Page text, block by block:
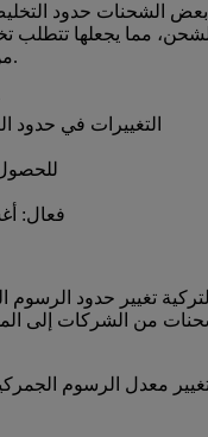
بعض الشحنات حدود
مما يجعلها تتطلب
من تخليص مبسط.
التغييرات في حدود
فعال:
يورو للشحنات من الشركات إلى
تغيير معدل الرسوم